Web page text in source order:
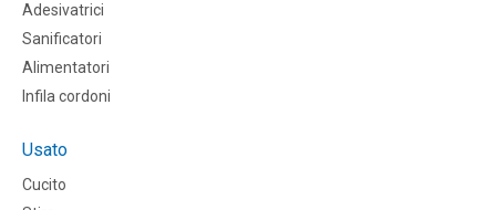
Adesivatrici
Sanificatori
Alimentatori
Infila cordoni
Usato
Cucito